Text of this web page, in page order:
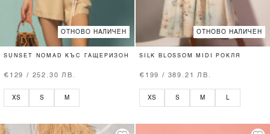
ОТНОВО НАЛИЧЕН
SUNSET NOMAD КЪС ГАЩЕРИЗОН
€129 / 252.30 ЛВ.
XS S M
ОТНОВО НАЛИЧЕН
SILK BLOSSOM MIDI РОКЛЯ
€199 / 389.21 ЛВ.
XS S M